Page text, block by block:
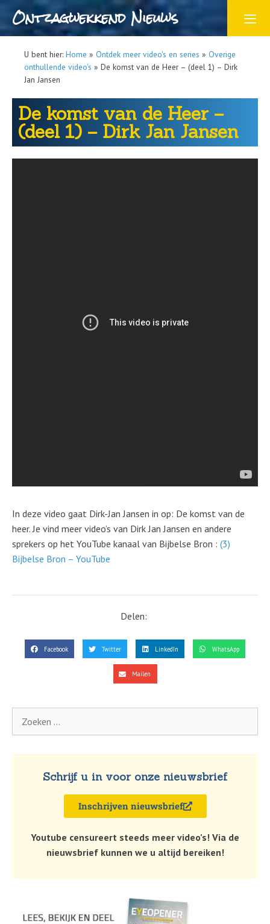
Ontzagwekkend Nieuws
U bent hier: Home » Ontdek meer video's en series » Overige
onthullende video's » De komst van de Heer – (deel 1) – Dirk
Jan Jansen
De komst van de Heer –
(deel 1) – Dirk Jan Jansen
In deze video gaat Dirk-Jan Jansen in op: De komst van de
heer. Je vind meer video’s van Dirk Jan Jansen en andere
sprekers op het YouTube kanaal van Bijbelse Bron : (3)
Bijbelse Bron – YouTube
Delen:
Facebook Twitter LinkedIn WhatsApp
Mailen
Schrijf u in voor onze nieuwsbrief
Inschrijven nieuwsbrief
Youtube censureert steeds meer video’s! Via de
nieuwsbrief kunnen we u altijd bereiken!